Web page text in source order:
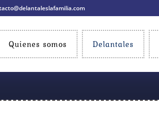
Quienes somos Delantales